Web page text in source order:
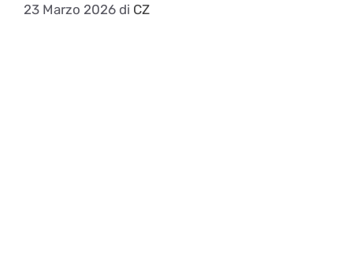
23 Marzo 2026 di CZ